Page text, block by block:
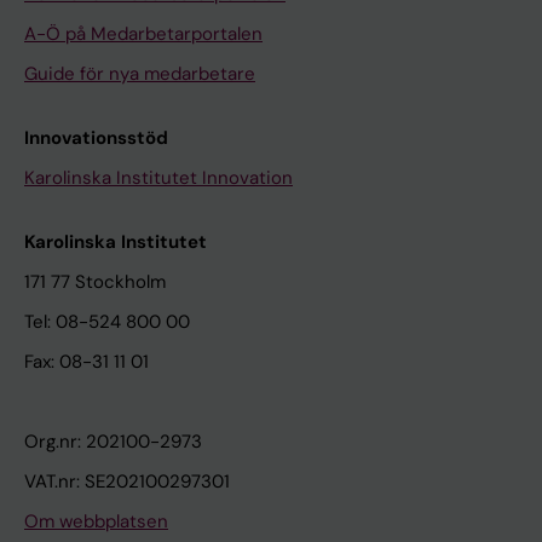
A-Ö på Medarbetarportalen
Guide för nya medarbetare
Innovationsstöd
Karolinska Institutet Innovation
Karolinska Institutet
171 77 Stockholm
Tel: 08-524 800 00
Fax: 08-31 11 01
Org.nr: 202100-2973
VAT.nr: SE202100297301
Om webbplatsen